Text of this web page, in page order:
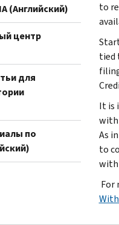
(Английский)
центр
для
по
to
tied
It is
As
to
For